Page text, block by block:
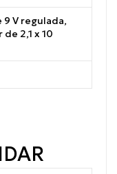
V regulada,
2,1 x 10